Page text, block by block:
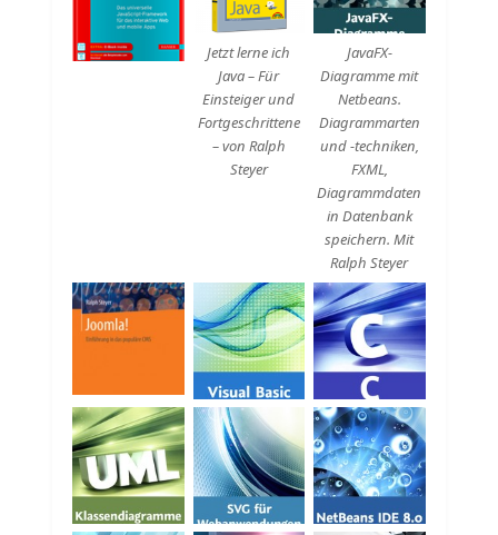
Jetzt lerne ich
Java – Für
Einsteiger und
Fortgeschrittene
– von Ralph
Steyer
JavaFX-
Diagramme mit
Netbeans.
Diagrammarten
und -techniken,
FXML,
Diagrammdaten
in Datenbank
speichern. Mit
Ralph Steyer